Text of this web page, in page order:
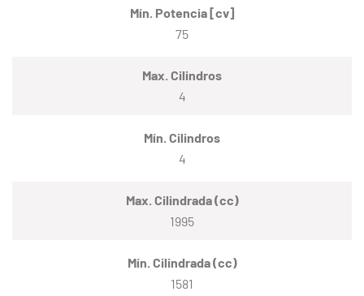
Mín. Potencia [cv]
75
Max. Cilindros
4
Mín. Cilindros
4
Max. Cilindrada (cc)
1995
Mín. Cilindrada (cc)
1581